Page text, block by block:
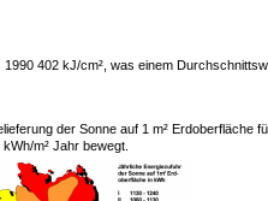
402 kJ/cm², was einem
der Sonne auf 1 m²
m² Jahr bewegt.